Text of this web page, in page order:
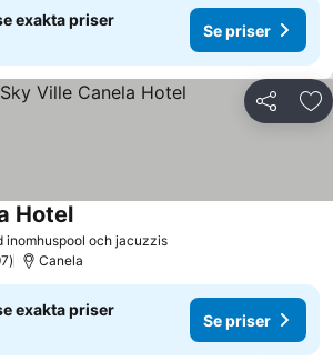
exakta priser
Se priser
Dela
inomhuspool och jacuzzis
Hotel
Canela
exakta priser
Se priser